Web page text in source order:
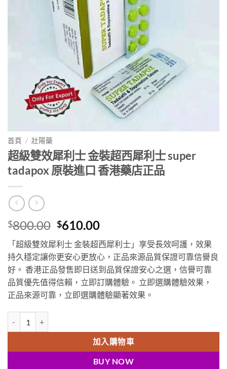
首頁 / 壯陽藥
超級雙效犀利士 金裝超西犀利士 super
tadapox 原裝進口 香港藥店正品
$800.00 Original
price
was:
$800.00.
$610.00Current
price
is:
$610.00.
「超級雙效犀利士 金裝超西犀利士」享受長效呵護，效果
持久穩定讓你更安心更放心，正品來源品質保證可靠信譽良
好。 香港正品發售即日送到品質保證安心之選，信譽可靠
品質優先值得信賴，立即訂購體驗。 立即選購體驗效果，
正品來源可靠，立即選購體驗顯著效果。
加入購物車
BUY NOW